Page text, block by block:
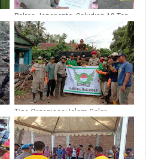
Polres Jeneponto, Salurkan 10 Ton
Beras Terhadap 2000, Warga
Kurang Mampu
Tiga Organisasi Islam Gelar
Kegiatan Peduli Sesama, Bersihkan
Sampah di Sapanang dan Rumbia
Pasca Banjir